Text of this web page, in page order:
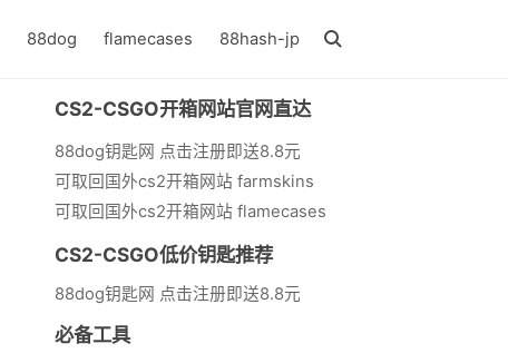
88dog flamecases 88hash-jp
CS2-CSGO开箱网站官网直达
88dog钥匙网 点击注册即送8.8元
可取回国外cs2开箱网站 farmskins
可取回国外cs2开箱网站 flamecases
CS2-CSGO低价钥匙推荐
88dog钥匙网 点击注册即送8.8元
必备工具